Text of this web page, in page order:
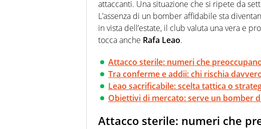
attaccanti. Una situazione che si ripete da
L’assenza di un bomber affidabile sta
in vista dell’estate, il club valuta una vera e
tocca anche Rafa Leao.
Attacco sterile: numeri che
Tra conferme e addii: chi rischia
Leao sacrificabile: scelta tattica o
Obiettivi di mercato: serve un bomber
Attacco sterile: numeri che